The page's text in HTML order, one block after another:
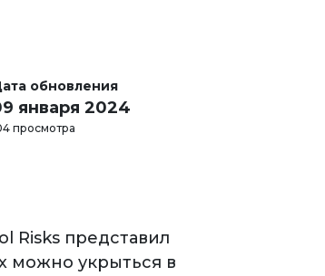
обновления
января 2024
просмотра
Risks представил
можно укрыться в